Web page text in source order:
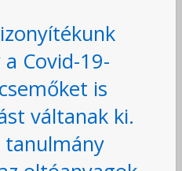
Covid-19-
is
váltanak ki.
tanulmány